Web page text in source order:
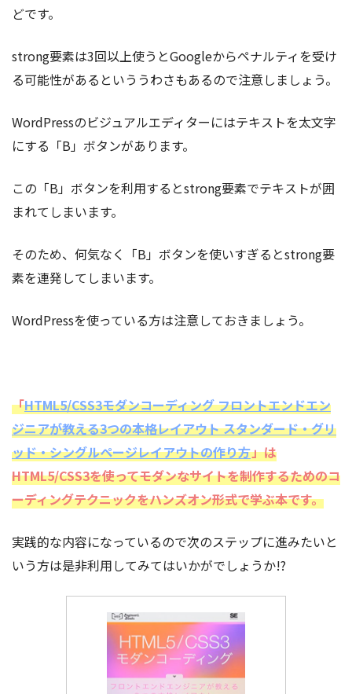
どです。
strong要素は3回以上使うとGoogleからペナルティを受け
る可能性があるといううわさもあるので注意しましょう。
WordPressのビジュアルエディターにはテキストを太文字
にする「B」ボタンがあります。
この「B」ボタンを利用するとstrong要素でテキストが囲
まれてしまいます。
そのため、何気なく「B」ボタンを使いすぎるとstrong要
素を連発してしまいます。
WordPressを使っている方は注意しておきましょう。
「HTML5/CSS3モダンコーディング フロントエンドエン
ジニアが教える3つの本格レイアウト スタンダード・グリ
ッド・シングルページレイアウトの作り方」は
HTML5/CSS3を使ってモダンなサイトを制作するためのコ
ーディングテクニックをハンズオン形式で学ぶ本です。
実践的な内容になっているので次のステップに進みたいと
いう方は是非利用してみてはいかがでしょうか!?